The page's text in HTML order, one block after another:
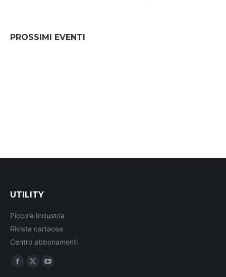
PROSSIMI EVENTI
UTILITY
Piccola Industria
Rivista cartacea
Centro abbonamenti
Ci puoi trovare su:
Facebook
X